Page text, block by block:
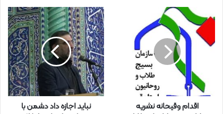
ل
خ
د
اقدام وقیحانه نشریه
نباید اجازه داد دشمن با